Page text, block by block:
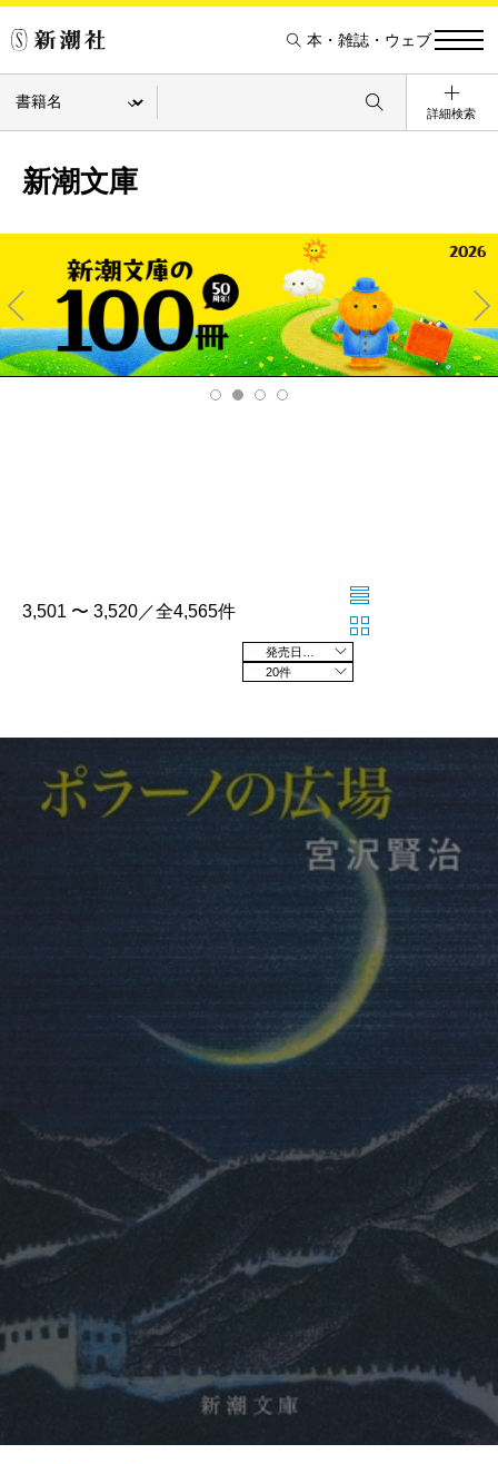
本・雑誌・ウェブ
詳細検索
新潮文庫
Pre
v
Ne
xt
3,501 〜 3,520／全4,565件
20件